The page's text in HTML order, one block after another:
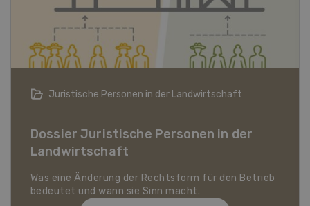
Bio-Artikel
Dossier Bio-Artikel